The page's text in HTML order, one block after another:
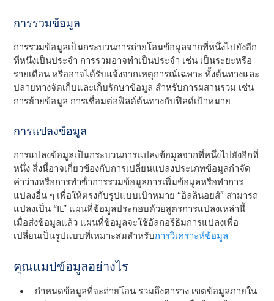
การรวมข้อมูล
การรวมข้อมูลเป็นกระบวนการถ่ายโอนข้อมูลจากที่หนึ่งไปยังอีก
ที่หนึ่งเป็นประจํา การรวมอาจทําเป็นประจํา เช่น เป็นระยะหรือ
รายเดือน หรืออาจได้รับแจ้งจากเหตุการณ์เฉพาะ ทั้งต้นทางและ
ปลายทางจัดเก็บและเก็บรักษาข้อมูล สําหรับการผสานรวม เช่น
การย้ายข้อมูล การเชื่อมต่อฟิลด์ต้นทางกับฟิลด์เป้าหมาย
การแปลงข้อมูล
การแปลงข้อมูลเป็นกระบวนการแปลงข้อมูลจากที่หนึ่งไปยังอีกที่
หนึ่ง สิ่งนี้อาจเกี่ยวข้องกับการเปลี่ยนแปลงประเภทข้อมูลกําจัด
ค่าว่างหรือการทําซ้ําการรวมข้อมูลการเพิ่มข้อมูลหรือทําการ
แปลงอื่น ๆ เพื่อให้ตรงกับรูปแบบเป้าหมาย “อิลลินอยส์” สามารถ
แปลงเป็น “IL” แผนที่ข้อมูลประกอบด้วยสูตรการแปลงเหล่านี้
เมื่อส่งข้อมูลแล้ว แผนที่ข้อมูลจะใช้อัลกอริธึมการแปลงเพื่อ
เปลี่ยนเป็นรูปแบบที่เหมาะสมสําหรับการวิเคราะห์ข้อมูล
คุณแมปข้อมูลอย่างไร
กําหนดข้อมูลที่จะถ่ายโอน รวมถึงตาราง เขตข้อมูลภายใน